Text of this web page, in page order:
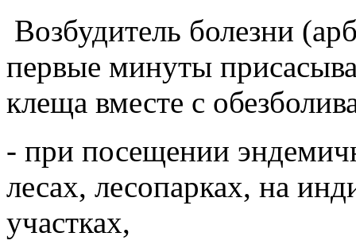
Возбудитель болезни
первые минуты
клеща вместе с
- при посещении
лесах, лесопарках, на
участках,